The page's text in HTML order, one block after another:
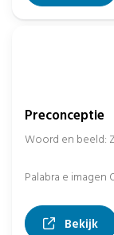
Preconceptie
Woord en beeld:
Palabra e imagen
Bekijk,